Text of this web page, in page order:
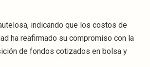
indicando que los costos de
ha reafirmado su compromiso con la
de fondos cotizados en bolsa y